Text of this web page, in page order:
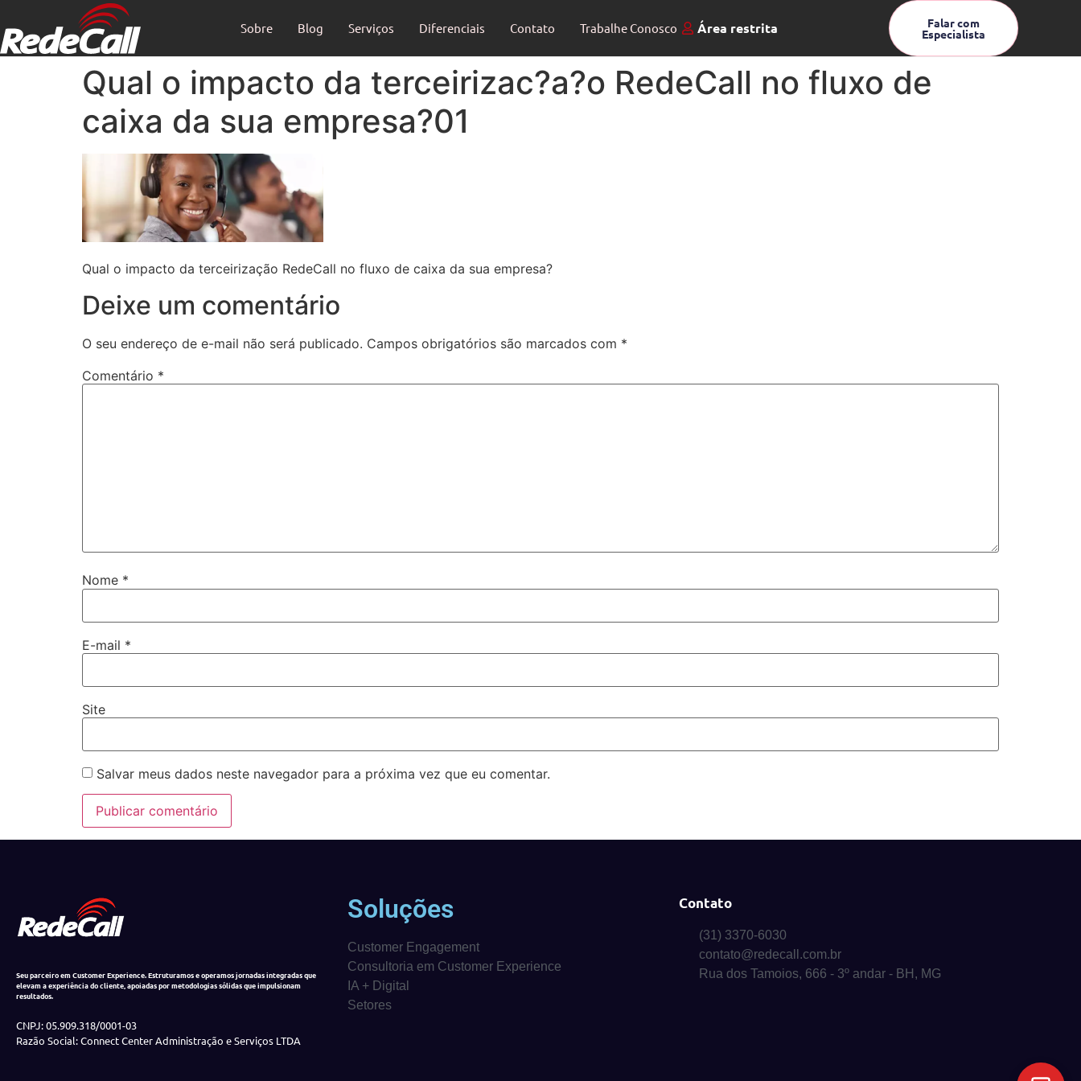
Sobre Blog Serviços Diferenciais Contato Trabalhe Conosco Área restrita Falar com
Especialista
Qual o impacto da terceirizac?a?o RedeCall no fluxo de
caixa da sua empresa?01
Qual o impacto da terceirização RedeCall no fluxo de caixa da sua empresa?
Deixe um comentário
O seu endereço de e-mail não será publicado. Campos obrigatórios são marcados com *
Comentário *
Nome *
E-mail *
Site
Salvar meus dados neste navegador para a próxima vez que eu comentar.
Seu parceiro em Customer Experience. Estruturamos e operamos jornadas integradas que
elevam a experiência do cliente, apoiadas por metodologias sólidas que impulsionam
resultados.
CNPJ: 05.909.318/0001-03
Razão Social: Connect Center Administração e Serviços LTDA
Soluções
Customer Engagement
Consultoria em Customer Experience
IA + Digital
Setores
Contato
(31) 3370-6030
contato@redecall.com.br
Rua dos Tamoios, 666 - 3º andar - BH, MG